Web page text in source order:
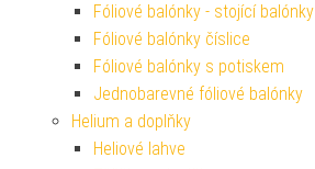
Fóliové balónky - stojící balónky
Fóliové balónky číslice
Fóliové balónky s potiskem
Jednobarevné fóliové balónky
Helium a doplňky
Heliové lahve